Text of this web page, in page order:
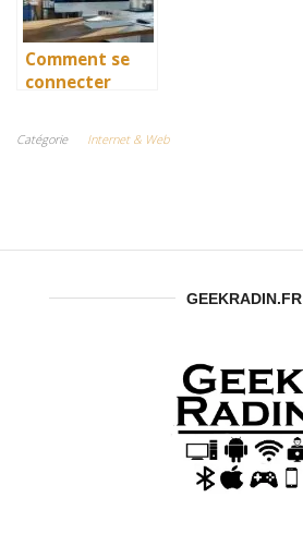
Comment se
connecter
Catégorie Internet & Web
GEEKRADIN.FR